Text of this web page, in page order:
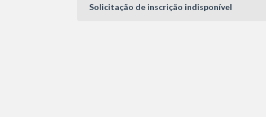
Solicitação de inscrição indisponível